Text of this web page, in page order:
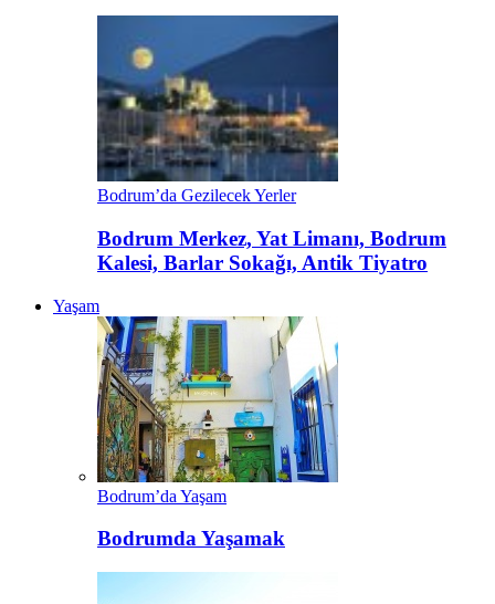
Bodrum’da Gezilecek Yerler
Bodrum Merkez, Yat Limanı, Bodrum
Kalesi, Barlar Sokağı, Antik Tiyatro
Yaşam
Bodrum’da Yaşam
Bodrumda Yaşamak